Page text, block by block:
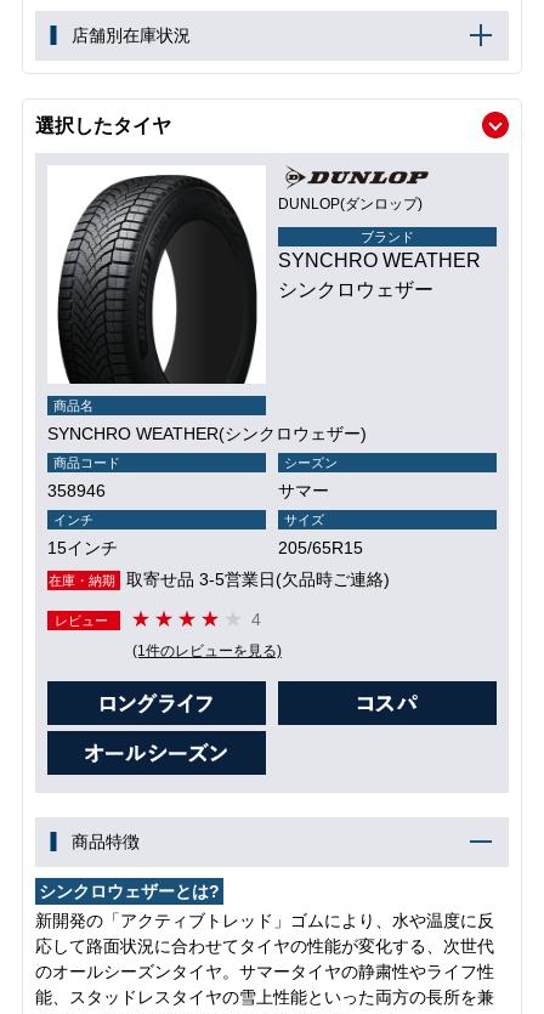
店舗別在庫状況
選択したタイヤ
DUNLOP(ダンロップ)
ブランド
SYNCHRO WEATHER
シンクロウェザー
商品名
SYNCHRO WEATHER(シンクロウェザー)
商品コード
358946
シーズン
サマー
インチ
15インチ
サイズ
205/65R15
在庫・納期 取寄せ品 3-5営業日(欠品時ご連絡)
レビュー 4
(1件のレビューを見る)
商品特徴
シンクロウェザーとは?
新開発の「アクティブトレッド」ゴムにより、水や温度に反
応して路面状況に合わせてタイヤの性能が変化する、次世代
のオールシーズンタイヤ。サマータイヤの静粛性やライフ性
能、スタッドレスタイヤの雪上性能といった両方の長所を兼